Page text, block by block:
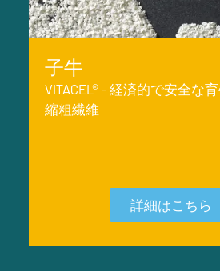
子牛
VITACEL® - 経済的で安全な
縮粗繊維
詳細はこちら